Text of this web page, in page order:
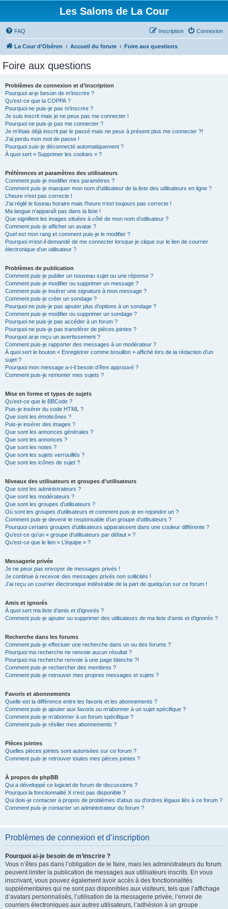
Les Salons de La Cour
FAQ Connexion
Inscription
La Cour d’Obéron Accueil du forum Foire aux questions
Foire aux questions
Problèmes de connexion et d’inscription
Pourquoi ai-je besoin de m’inscrire ?
Qu’est-ce que la COPPA ?
Pourquoi ne puis-je pas m’inscrire ?
Je suis inscrit mais je ne peux pas me connecter !
Pourquoi ne puis-je pas me connecter ?
Je m’étais déjà inscrit par le passé mais ne peux à présent plus me connecter ?!
J’ai perdu mon mot de passe !
Pourquoi suis-je déconnecté automatiquement ?
À quoi sert « Supprimer les cookies » ?
Préférences et paramètres des utilisateurs
Comment puis-je modifier mes paramètres ?
Comment puis-je masquer mon nom d’utilisateur de la liste des utilisateurs en ligne ?
L’heure n’est pas correcte !
J’ai réglé le fuseau horaire mais l’heure n’est toujours pas correcte !
Ma langue n’apparaît pas dans la liste !
Que signifient les images situées à côté de mon nom d’utilisateur ?
Comment puis-je afficher un avatar ?
Quel est mon rang et comment puis-je le modifier ?
Pourquoi m’est-il demandé de me connecter lorsque je clique sur le lien de courrier
électronique d’un utilisateur ?
Problèmes de publication
Comment puis-je publier un nouveau sujet ou une réponse ?
Comment puis-je modifier ou supprimer un message ?
Comment puis-je insérer une signature à mon message ?
Comment puis-je créer un sondage ?
Pourquoi ne puis-je pas ajouter plus d’options à un sondage ?
Comment puis-je modifier ou supprimer un sondage ?
Pourquoi ne puis-je pas accéder à un forum ?
Pourquoi ne puis-je pas transférer de pièces jointes ?
Pourquoi ai-je reçu un avertissement ?
Comment puis-je rapporter des messages à un modérateur ?
À quoi sert le bouton « Enregistrer comme brouillon » affiché lors de la rédaction d’un
sujet ?
Pourquoi mon message a-t-il besoin d’être approuvé ?
Comment puis-je remonter mes sujets ?
Mise en forme et types de sujets
Qu’est-ce que le BBCode ?
Puis-je insérer du code HTML ?
Que sont les émoticônes ?
Puis-je insérer des images ?
Que sont les annonces générales ?
Que sont les annonces ?
Que sont les notes ?
Que sont les sujets verrouillés ?
Que sont les icônes de sujet ?
Niveaux des utilisateurs et groupes d’utilisateurs
Que sont les administrateurs ?
Que sont les modérateurs ?
Que sont les groupes d’utilisateurs ?
Où sont les groupes d’utilisateurs et comment puis-je en rejoindre un ?
Comment puis-je devenir le responsable d’un groupe d’utilisateurs ?
Pourquoi certains groupes d’utilisateurs apparaissent dans une couleur différente ?
Qu’est-ce qu’un « groupe d’utilisateurs par défaut » ?
Qu’est-ce que le lien « L’équipe » ?
Messagerie privée
Je ne peux pas envoyer de messages privés !
Je continue à recevoir des messages privés non sollicités !
J’ai reçu un courrier électronique indésirable de la part de quelqu’un sur ce forum !
Amis et ignorés
À quoi sert ma liste d’amis et d’ignorés ?
Comment puis-je ajouter ou supprimer des utilisateurs de ma liste d’amis et d’ignorés ?
Recherche dans les forums
Comment puis-je effectuer une recherche dans un ou des forums ?
Pourquoi ma recherche ne renvoie aucun résultat ?
Pourquoi ma recherche renvoie à une page blanche ?!
Comment puis-je rechercher des membres ?
Comment puis-je retrouver mes propres messages et sujets ?
Favoris et abonnements
Quelle est la différence entre les favoris et les abonnements ?
Comment puis-je ajouter aux favoris ou m’abonner à un sujet spécifique ?
Comment puis-je m’abonner à un forum spécifique ?
Comment puis-je résilier mes abonnements ?
Pièces jointes
Quelles pièces jointes sont autorisées sur ce forum ?
Comment puis-je retrouver toutes mes pièces jointes ?
À propos de phpBB
Qui a développé ce logiciel de forum de discussions ?
Pourquoi la fonctionnalité X n’est pas disponible ?
Qui dois-je contacter à propos de problèmes d’abus ou d’ordres légaux liés à ce forum ?
Comment puis-je contacter un administrateur du forum ?
Problèmes de connexion et d’inscription
Pourquoi ai-je besoin de m’inscrire ?
Vous n’êtes pas dans l’obligation de le faire, mais les administrateurs du forum
peuvent limiter la publication de messages aux utilisateurs inscrits. En vous
inscrivant, vous pouvez également avoir accès à des fonctionnalités
supplémentaires qui ne sont pas disponibles aux visiteurs, tels que l’affichage
d’avatars personnalisés, l’utilisation de la messagerie privée, l’envoi de
courriers électroniques aux autres utilisateurs, l’adhésion à un groupe